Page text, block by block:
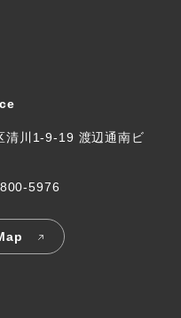
清川1-9-19 渡辺通南ビ
5976